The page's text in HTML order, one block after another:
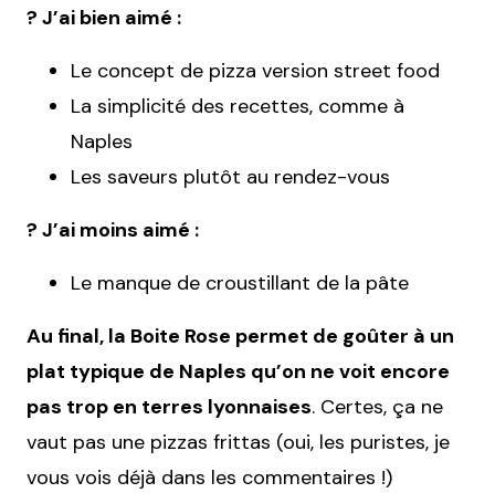
? J’ai bien aimé :
Le concept de pizza version street food
La simplicité des recettes, comme à
Naples
Les saveurs plutôt au rendez-vous
? J’ai moins aimé :
Le manque de croustillant de la pâte
Au final, la Boite Rose permet de goûter à un
plat typique de Naples qu’on ne voit encore
pas trop en terres lyonnaises. Certes, ça ne
vaut pas une pizzas frittas (oui, les puristes, je
vous vois déjà dans les commentaires !)